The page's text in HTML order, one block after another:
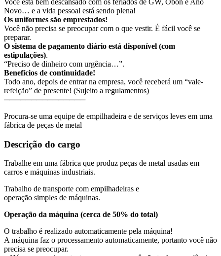
Você está bem descansado com os feriados de GW, Obon e Ano
Novo… e a vida pessoal está sendo plena!
Os uniformes são emprestados!
Você não precisa se preocupar com o que vestir. É fácil você se
preparar.
O sistema de pagamento diário está disponível (com
estipulações).
“Preciso de dinheiro com urgência…”.
Benefícios de continuidade!
Todo ano, depois de entrar na empresa, você receberá um “vale-
refeição” de presente! (Sujeito a regulamentos)
───────────────
Procura-se uma equipe de empilhadeira e de serviços leves em uma
fábrica de peças de metal
Descrição do cargo
Trabalhe em uma fábrica que produz peças de metal usadas em
carros e máquinas industriais.
Trabalho de transporte com empilhadeiras e
operação simples de máquinas.
Operação da máquina (cerca de 50% do total)
O trabalho é realizado automaticamente pela máquina!
A máquina faz o processamento automaticamente, portanto você não
precisa se preocupar.